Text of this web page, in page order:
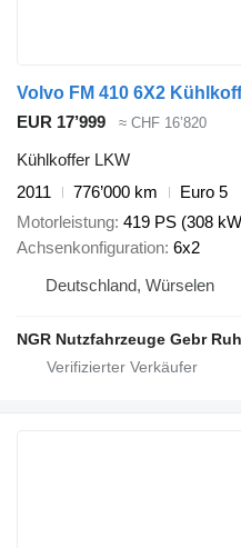
Volvo FM 410 6X2
EUR 17’999
≈ CHF 16’820
Kühlkoffer LKW
2011
776’000 km
Euro 5
Motorleistung 419 PS (308
Achsenkonfiguration 6x2
Deutschland, Würselen
NGR Nutzfahrzeuge Gebr